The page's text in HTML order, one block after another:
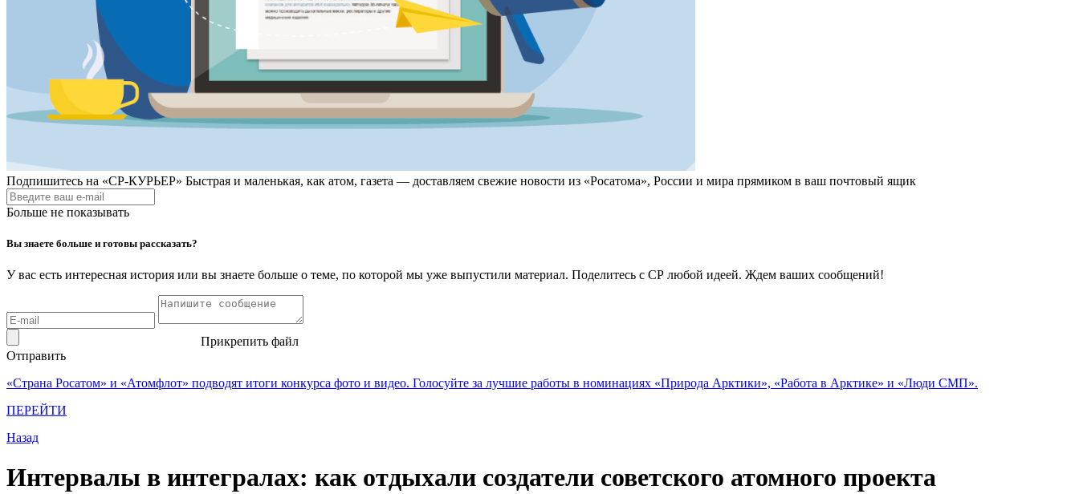
Подпишитесь на «СР-КУРЬЕР» Быстрая и маленькая, как атом, газета — доставляем свежие новости из «Росатома», России и мира прямиком в ваш почтовый ящик
Больше не показывать
Вы знаете больше и готовы рассказать?
У вас есть интересная история или вы знаете больше о теме, по которой мы уже выпустили материал. Поделитесь с СР любой идеей. Ждем ваших сообщений!
Прикрепить файл
Отправить
«Страна Росатом» и «Атомфлот» подводят итоги конкурса фото и видео. Голосуйте за лучшие работы в номинациях «Природа Арктики», «Работа в Арктике» и «Люди СМП».
ПЕРЕЙТИ
Назад
Интервалы в интегралах: как отдыхали создатели советского атомного проекта